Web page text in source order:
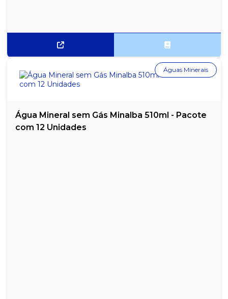
Água Mineral sem Gás Minalba 510ml - Pacote
com 12 Unidades
Águas Minerais